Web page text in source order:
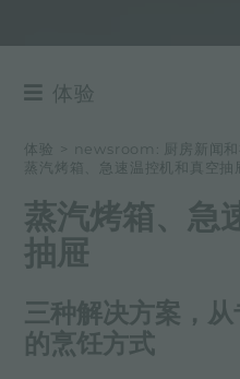
体验
NEWSROOM
事件
项目
体验 > newsroom: 厨房新闻和
蒸汽烤箱、急速温控机和真空抽
蒸汽烤箱、急
抽屉
三种解决方案，
的烹饪方式